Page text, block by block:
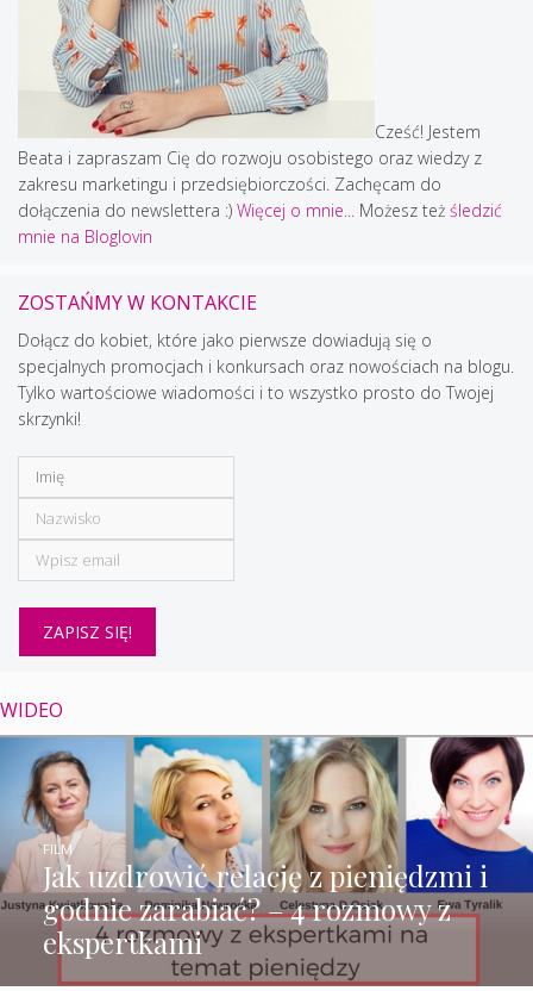
Cześć! Jestem
Beata i zapraszam Cię do rozwoju osobistego oraz wiedzy z
zakresu marketingu i przedsiębiorczości. Zachęcam do
dołączenia do newslettera :) Więcej o mnie... Możesz też śledzić
mnie na Bloglovin
ZOSTAŃMY W KONTAKCIE
Dołącz do kobiet, które jako pierwsze dowiadują się o
specjalnych promocjach i konkursach oraz nowościach na blogu.
Tylko wartościowe wiadomości i to wszystko prosto do Twojej
skrzynki!
WIDEO
Jak uzdrowić relację z pieniędzmi i
godnie zarabiać? – 4 rozmowy z
ekspertkami
FILM